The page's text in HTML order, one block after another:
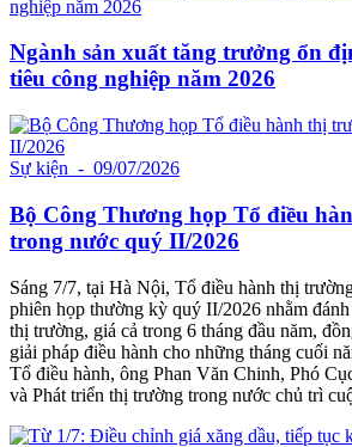
Ngành sản xuất tăng trưởng ổn
tiêu công nghiệp năm 2026
Sự kiện - 09/07/2026
Bộ Công Thương họp Tổ điều
trong nước quý II/2026
Sáng 7/7, tại Hà Nội, Tổ điều hành thị
phiên họp thường kỳ quý II/2026 nhằm
thị trường, giá cả trong 6 tháng đầu năm,
giải pháp điều hành cho những tháng cuối
Tổ điều hành, ông Phan Văn Chinh, Phó
và Phát triển thị trường trong nước chủ trì